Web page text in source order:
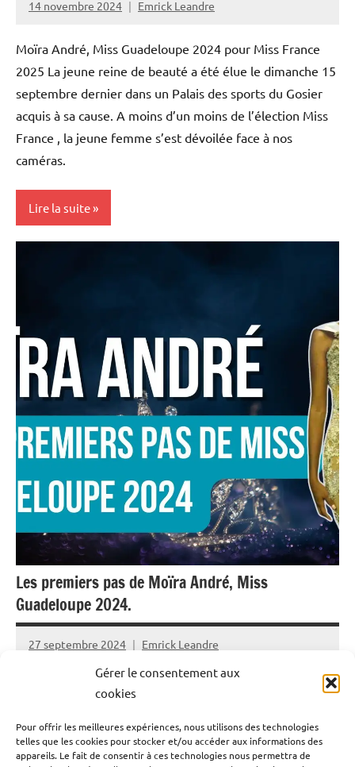
Gérer le consentement aux
cookies
Pour offrir les meilleures expériences, nous utilisons des technologies
telles que les cookies pour stocker et/ou accéder aux informations des
appareils. Le fait de consentir à ces technologies nous permettra de
14 novembre 2024 Emrick Leandre
Moïra André, Miss Guadeloupe 2024 pour Miss France
2025 La jeune reine de beauté a été élue le dimanche 15
septembre dernier dans un Palais des sports du Gosier
acquis à sa cause. A moins d’un moins de l’élection Miss
France , la jeune femme s’est dévoilée face à nos
caméras.
Lire la suite
Les premiers pas de Moïra André, Miss
Guadeloupe 2024.
27 septembre 2024 Emrick Leandre
Moïra André est la nouvelle Miss Guadeloupe 2024. La
septembre dernier dans un Palais des sports du Gosier
acquis à sa cause. Une élection en présence des quatre